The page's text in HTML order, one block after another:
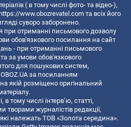
( в тому числі фото- та відео-),
https://www.obozrevatel.com та всіх його
суворо заборонено.
при отриманні письмового дозволу
обов'язкового посилання на сайт
- при отриманні письмового
за умови обов'язкового
для пошукових систем,
за посиланням
якій розміщено оригінальний
тому числі інтерв’ю, статті,
журналістів редакції,
належать ТОВ «Золота середина».